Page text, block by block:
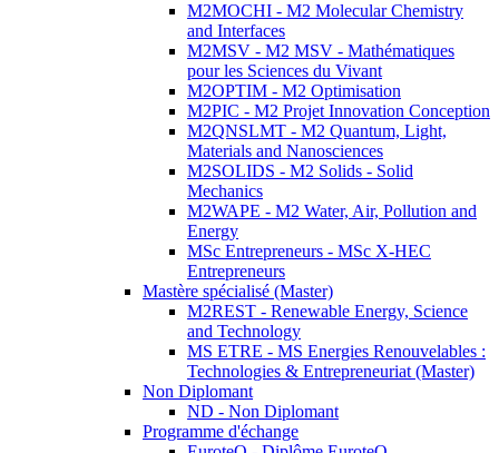
M2MOCHI - M2 Molecular Chemistry
and Interfaces
M2MSV - M2 MSV - Mathématiques
pour les Sciences du Vivant
M2OPTIM - M2 Optimisation
M2PIC - M2 Projet Innovation Conception
M2QNSLMT - M2 Quantum, Light,
Materials and Nanosciences
M2SOLIDS - M2 Solids - Solid
Mechanics
M2WAPE - M2 Water, Air, Pollution and
Energy
MSc Entrepreneurs - MSc X-HEC
Entrepreneurs
Mastère spécialisé (Master)
M2REST - Renewable Energy, Science
and Technology
MS ETRE - MS Energies Renouvelables :
Technologies & Entrepreneuriat (Master)
Non Diplomant
ND - Non Diplomant
Programme d'échange